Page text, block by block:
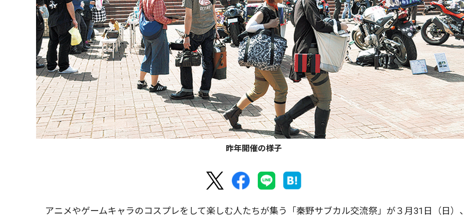
昨年開催の様子
アニメやゲームキャラのコスプレをして楽しむ人たちが集う「秦野サブカル交流祭」が３月31日（日）、